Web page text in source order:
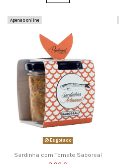
Apenas online
Esgotado
Sardinha com Tomate Saboreal